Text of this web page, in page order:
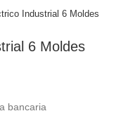
Industrial 6 Moldes
6 Moldes
bancaria